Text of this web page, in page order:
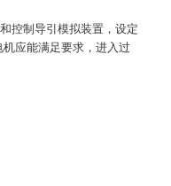
控制导引模拟装置，设定
应能满足要求，进入过